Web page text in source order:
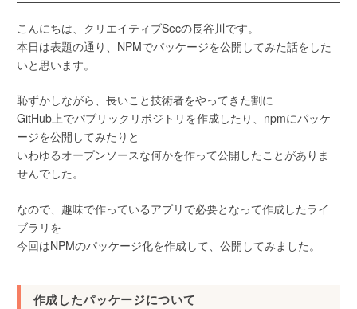
こんにちは、クリエイティブSecの長谷川です。
本日は表題の通り、NPMでパッケージを公開してみた話をした
いと思います。
恥ずかしながら、長いこと技術者をやってきた割に
GitHub上でパブリックリポジトリを作成したり、npmにパッケ
ージを公開してみたりと
いわゆるオープンソースな何かを作って公開したことがありま
せんでした。
なので、趣味で作っているアプリで必要となって作成したライ
ブラリを
今回はNPMのパッケージ化を作成して、公開してみました。
作成したパッケージについて